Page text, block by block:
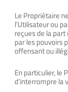
Le Propriétaire
l’Utilisateur ou
reçues de la
par les pouvoirs
offensant ou
En particulier, le
d’interrompre la